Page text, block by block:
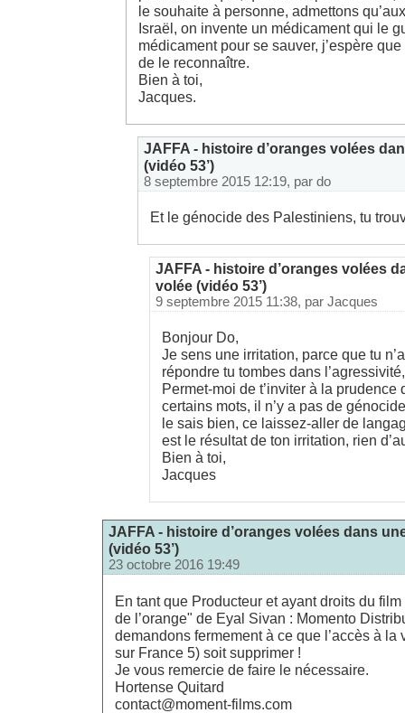
le souhaite à personne, admettons
Israël, on invente un médicament qui le
médicament pour se sauver, j’espère
de le reconnaître.
Bien à toi,
Jacques.
JAFFA - histoire d’oranges volées
(vidéo 53’)
8 septembre 2015 12:19, par do
Et le génocide des Palestiniens, tu
JAFFA - histoire d’oranges volées
volée (vidéo 53’)
9 septembre 2015 11:38, par Jacques
Bonjour Do,
Je sens une irritation, parce que tu
répondre tu tombes dans
Permet-moi de t’inviter à la prudence
certains mots, il n’y a pas de
le sais bien, ce laissez-aller de
est le résultat de ton irritation, rien
Bien à toi,
Jacques
JAFFA - histoire d’oranges volées dans
(vidéo 53’)
23 octobre 2016 19:49
En tant que Producteur et ayant droits du
de l’orange" de Eyal Sivan : Momento
demandons fermement à ce que l’accès à la
sur France 5) soit supprimer !
Je vous remercie de faire le nécessaire.
Hortense Quitard
contact@moment-films.com